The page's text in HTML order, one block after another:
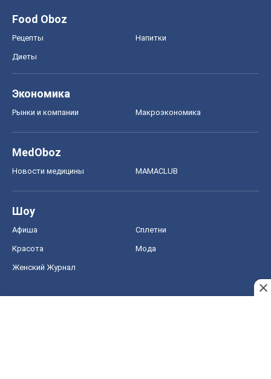
Food Oboz
Рецепты Напитки
Диеты
Экономика
Рынки и компании Mакроэкономика
MedOboz
Новости медицины MAMACLUB
Шоу
Афиша Сплетни
Красота Мода
Женский Журнал